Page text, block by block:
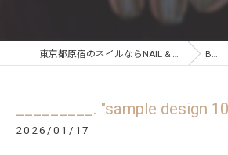
東京都原宿のネイルならNAIL & CARE SALON LUX BLOG
_________. "sample design
2026/01/17